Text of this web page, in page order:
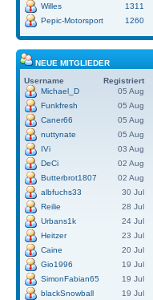
Willes
1311
Pepic-Motorsport
1260
NEUE MITGLIEDER
Username
Registriert
Michael_D
05 Aug
Funkfresh
05 Aug
Caner66
05 Aug
nuttynate
05 Aug
IVi
03 Aug
DeCi
02 Aug
Butterbrot1807
02 Aug
albfuchs33
30 Jul
Reilie
28 Jul
Urbans1k
24 Jul
Heitzer
23 Jul
Caine
20 Jul
Gio1996
19 Jul
SimonFabian65
19 Jul
blackSnowball
19 Jul